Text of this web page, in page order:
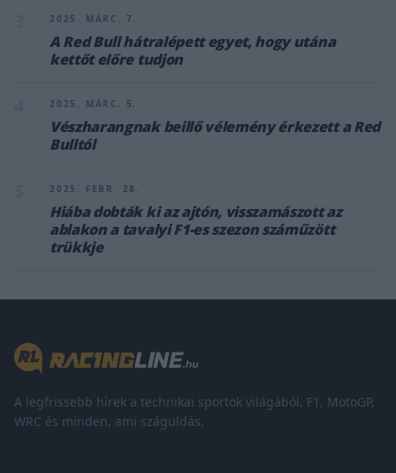
2025. MÁRC. 7.
A Red Bull hátralépett egyet, hogy utána
kettőt előre tudjon
2025. MÁRC. 5.
Vészharangnak beillő vélemény érkezett a Red
Bulltól
2025. FEBR. 28.
Hiába dobták ki az ajtón, visszamászott az
ablakon a tavalyi F1-es szezon száműzött
trükkje
A legfrissebb hírek a technikai sportok világából. F1, MotoGP,
WRC és minden, ami száguldás.